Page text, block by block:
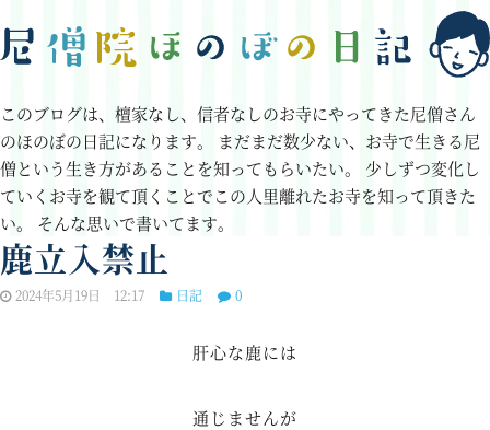
このブログは、檀家なし、信者なしのお寺にやってきた尼僧さん
のほのぼの日記になります。 まだまだ数少ない、お寺で生きる尼
僧という生き方があることを知ってもらいたい。
少しずつ変化し
ていくお寺を観て頂くことでこの人里離れたお寺を知って頂きた
い。 そんな思いで書いてます。
鹿立入禁止
2024年5月19日 12:17 日記 0
肝心な鹿には
通じませんが